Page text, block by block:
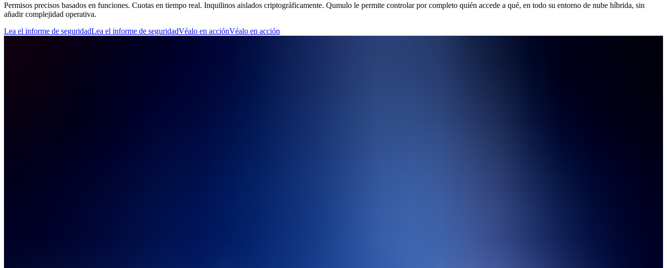
Permisos precisos basados en funciones. Cuotas en tiempo real. Inquilinos aislados criptográficamente. Qumulo le permite controlar por completo quién accede a qué, en todo su entorno de nube híbrida, sin
añadir complejidad operativa.
Lea el informe de seguridadLea el informe de seguridadVéalo en acciónVéalo en acción